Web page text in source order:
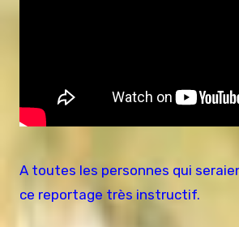
A toutes les personnes qui
ce reportage très instructif.